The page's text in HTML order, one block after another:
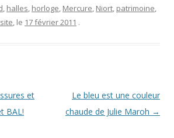
, halles, horloge, Mercure, Niort, patrimoine,
, le 17 février 2011 .
et
BAL!
Le bleu est une couleur
chaude de Julie Maroh →